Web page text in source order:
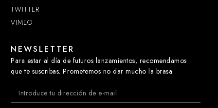
TWITTER
VIMEO
NEWSLETTER
Para estar al día de futuros lanzamientos, recomendamos
que te suscribas. Prometemos no dar mucho la brasa.